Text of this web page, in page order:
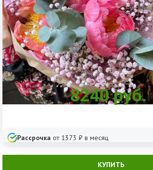
8240 руб.
Рассрочка от 1373 ₽ в месяц
КУПИТЬ